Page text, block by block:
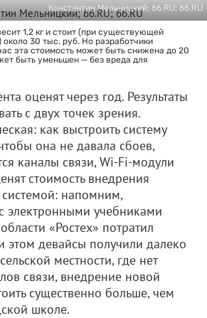
Константин Мельницкий; 66.RU; 66.RU
1,2 кг и стоит (при существующей
около 30 тыс. руб. Но разработчики
эта стоимость может быть снижена до 20
быть уменьшен — без вреда для
оценят через год. Результаты
с двух точек зрения.
как выстроить систему
она не давала сбоев,
каналы связи, Wi-Fi-модули
стоимость внедрения
напомним,
электронными учебниками
«Ростех» потратил
девайсы получили далеко
местности, где нет
связи, внедрение новой
существенно больше, чем
школе.